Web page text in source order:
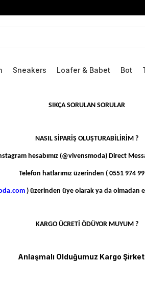
Sneakers Loafer & Babet Bot
SIKÇA SORULAN SORULAR
NASIL SİPARİŞ OLUŞTURABİLİRİM ?
hesabımız (@vivensmoda) Direct
Telefon hatlarımız üzerinden ( 0551 974
) üzerinden üye olarak ya da olmadan
KARGO ÜCRETİ ÖDÜYOR MUYUM ?
Anlaşmalı Olduğumuz Kargo